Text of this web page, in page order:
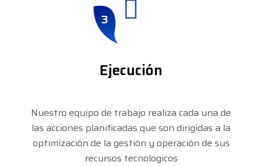
3
Ejecución
Nuestro equipo de trabajo realiza cada una de
las acciones planificadas que son dirigidas a la
optimización de la gestión y operación de sus
recursos tecnologicos